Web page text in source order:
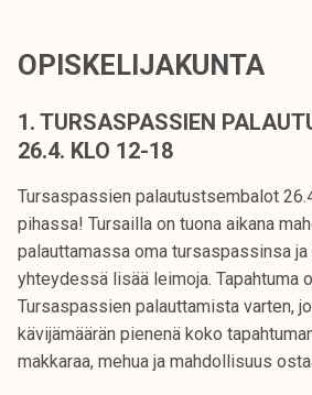
OPISKELIJAKUNTA
1. TURSASPASSIEN
26.4. KLO 12-18
Tursaspassien palautustsembalot
pihassa! Tursailla on tuona aikana
palauttamassa oma tursaspassinsa
yhteydessä lisää leimoja. Tapahtuma
Tursaspassien palauttamista varten,
kävijämäärän pienenä koko
makkaraa, mehua ja mahdollisuus